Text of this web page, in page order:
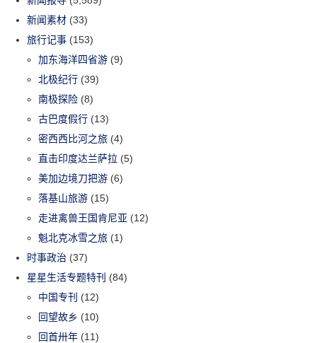
新闻素材 (33)
旅行记事 (153)
加东海洋四省游 (9)
北极纪行 (39)
南极探险 (8)
古巴度假行 (13)
密西西比河之旅 (4)
直击印度达兰萨拉 (5)
美加边境刀把游 (6)
落基山旅游 (15)
走进禽兽王国肯尼亚 (12)
魁北克冰雪之旅 (1)
时事政治 (37)
星星生活专题特刊 (84)
中国专刊 (12)
回望故乡 (10)
回首卅年 (11)